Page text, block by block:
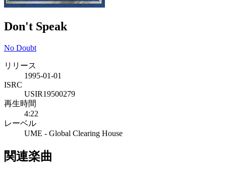
Don't Speak
No Doubt
リリース
1995-01-01
ISRC
USIR19500279
再生時間
4:22
レーベル
UME - Global Clearing House
関連楽曲